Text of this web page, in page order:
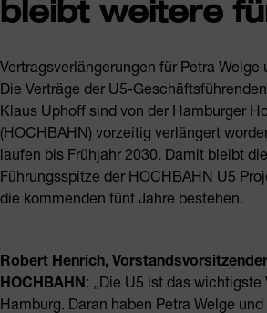
bleibt weitere
Vertragsverlängerungen für Petra Welge
Die Verträge der U5-
Klaus Uphoff sind von der Hamburger
(HOCHBAHN) vorzeitig verlängert
laufen bis Frühjahr 2030. Damit bleibt
Führungsspitze der HOCHBAHN U5
die kommenden fünf Jahre bestehen.
Robert Henrich,
HOCHBAHN: „Die U5 ist das wichtigste
Hamburg. Daran haben Petra Welge